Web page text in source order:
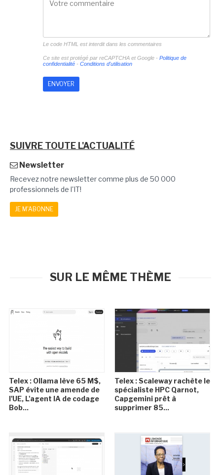
Le code HTML est interdit dans les commentaires
Ce site est protégé par reCAPTCHA et Google - Politique de
confidentialité- Conditions d'utilisation
SUIVRE TOUTE L'ACTUALITÉ
Newsletter
Recevez notre newsletter comme plus de 50 000
professionnels de l'IT!
JE M'ABONNE
SUR LE MÊME THÈME
Telex : Ollama lève 65 M$,
SAP évite une amende de
l'UE, L'agent IA de codage
Bob...
Telex : Scaleway rachète le
spécialiste HPC Qarnot,
Capgemini prêt à
supprimer 85...